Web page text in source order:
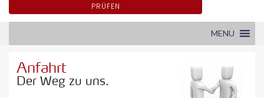
PRÜFEN
MENU
Anfahrt
Der Weg zu uns.